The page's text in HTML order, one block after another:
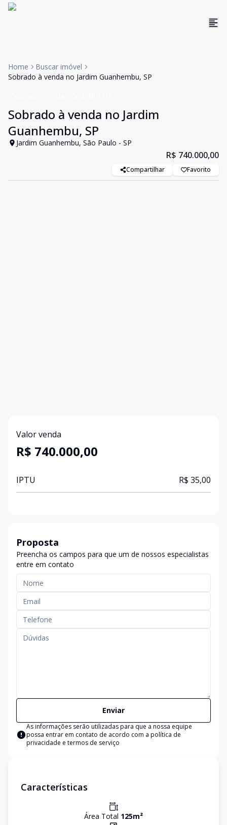
Home
Buscar imóvel
Sobrado à venda no Jardim Guanhembu, SP
Sobrado à venda no Jardim
Guanhembu, SP
Jardim Guanhembu, São Paulo - SP
R$ 740.000,00
Compartilhar Favorito
Valor venda
R$ 740.000,00
IPTU R$ 35,00
Proposta
Preencha os campos para que um de nossos especialistas
entre em contato
Enviar
As informações serão utilizadas para que a nossa equipe
possa entrar em contato de acordo com a política de
privacidade e termos de serviço
Características
Área Total 125m²